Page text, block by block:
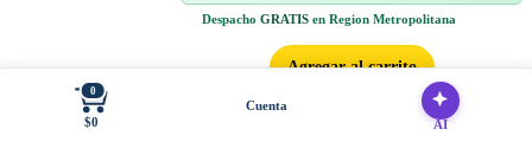
Despacho GRATIS en Region Metropolitana
Agregar al carrito
0
$0
Cuenta
AI